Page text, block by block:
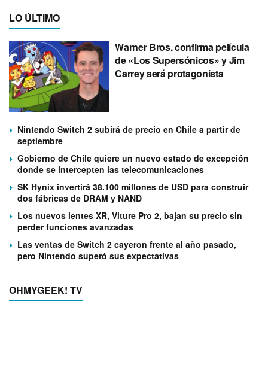
LO ÚLTIMO
Warner Bros. confirma película
de «Los Supersónicos» y Jim
Carrey será protagonista
Nintendo Switch 2 subirá de precio en Chile a partir de
septiembre
Gobierno de Chile quiere un nuevo estado de excepción
donde se intercepten las telecomunicaciones
SK Hynix invertirá 38.100 millones de USD para construir
dos fábricas de DRAM y NAND
Los nuevos lentes XR, Viture Pro 2, bajan su precio sin
perder funciones avanzadas
Las ventas de Switch 2 cayeron frente al año pasado,
pero Nintendo superó sus expectativas
OHMYGEEK! TV